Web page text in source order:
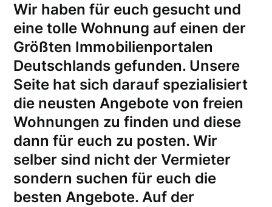
Wir haben für euch gesucht und
eine tolle Wohnung auf einen der
Größten Immobilienportalen
Deutschlands gefunden. Unsere
Seite hat sich darauf spezialisiert
die neusten Angebote von freien
Wohnungen zu finden und diese
dann für euch zu posten. Wir
selber sind nicht der Vermieter
sondern suchen für euch die
besten Angebote. Auf der